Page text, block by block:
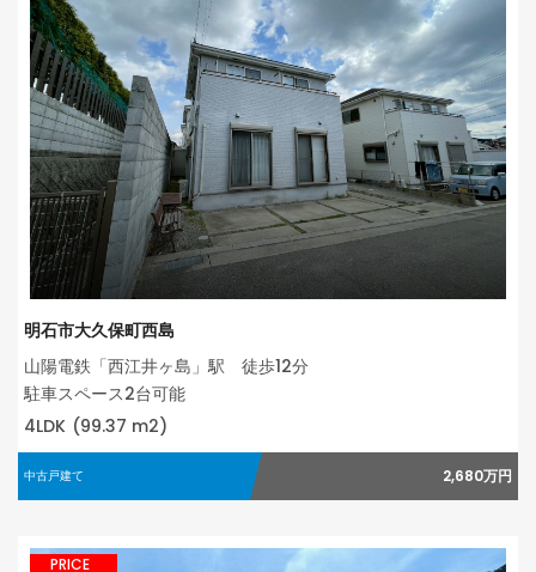
明石市大久保町西島
山陽電鉄「西江井ヶ島」駅 徒歩12分
駐車スペース2台可能
4LDK (99.37 m2)
中古戸建て 2,680万円
PRICE